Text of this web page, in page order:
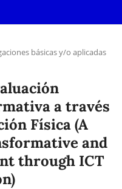
básicas y/o aplicadas
a través
Física (A
and
through ICT